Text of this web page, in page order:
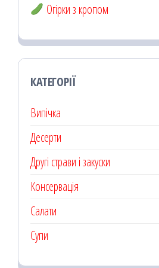
Огірки з кропом
КАТЕГОРІЇ
Випічка
Десерти
Другі страви і закуски
Консервація
Салати
Супи